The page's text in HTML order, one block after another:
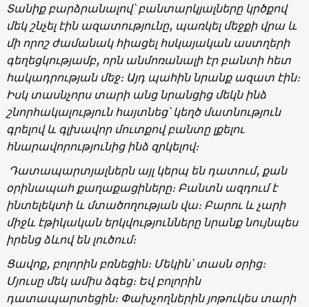
Տանիք բարձրանալով՝ բանտարկյալները կրծքով
մեկ շնչել էին ազատությունը, պառկել մեջքի վրա և
մի որոշ ժամանակ հիացել հսկայական աստղերի
գեղեցկությամբ, որն անմոռանալի էր բանտի հետ
հակադրության մեջ։ Այդ պահին նրանք ազատ էին։
Իսկ տասնչորս տարի անց նրանցից մեկն ինձ
շնորհակալություն հայտնեց՝ կեղծ մատնություն
գրելով և գլխավոր մուտքով բանտը լքելու
հնարավորությունից ինձ զրկելով։
Դատապարտյալներն այլ կերպ են դատում, քան
օրինապահ քաղաքացիները։ Բանտն ազդում է
ինտելեկտի և մտածողության վա։ Բարու և չարի
միջև էթիկական երկվությունները նրանք նույնպես
իրենց ձևով են լուծում։
Ցավոք, բոլորին բռնեցին։ Մեկին՝ տասն օրից։
Մյուսը մեկ ամիս ձգեց։ Եվ բոլորին
դատապարտեցին։ Փախչողներին յոթուկես տարի